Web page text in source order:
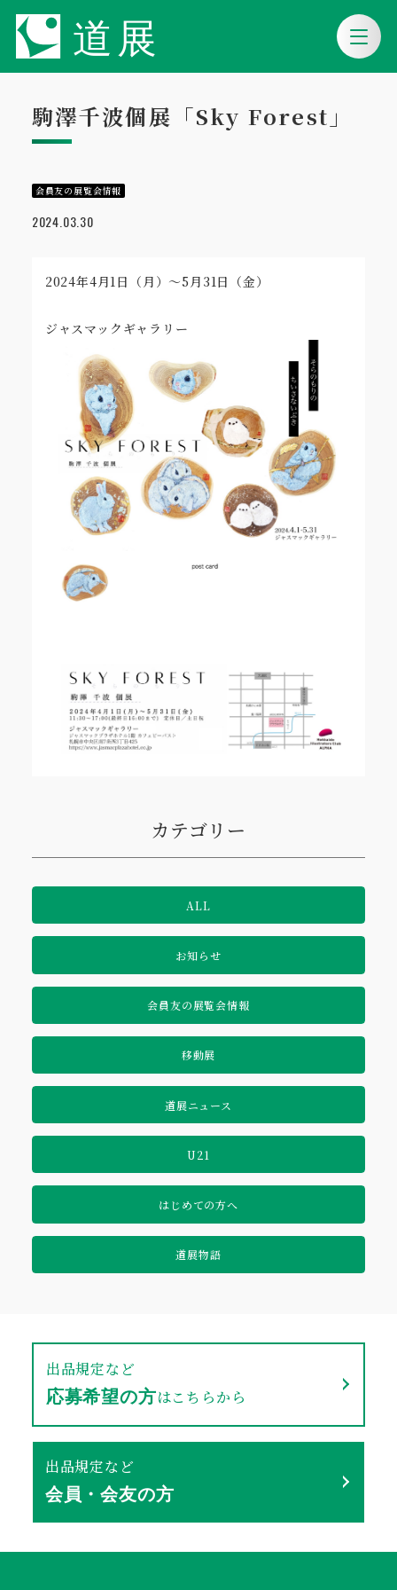
駒澤千波個展「Sky Forest」
会員友の展覧会情報
2024.03.30
2024年4月1日（月）～5月31日（金）
ジャスマックギャラリー
カテゴリー
ALL
お知らせ
会員友の展覧会情報
移動展
道展ニュース
U21
はじめての方へ
道展物語
出品規定など
応募希望の方はこちらから
出品規定など
会員・会友の方